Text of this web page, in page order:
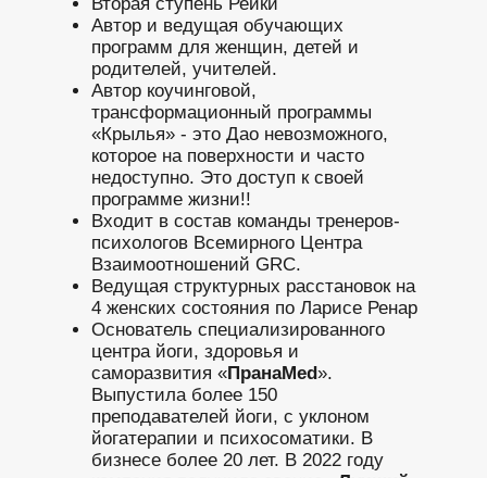
Автор и ведущая обучающих
программ для женщин, детей и
родителей, учителей.
Автор коучинговой,
трансформационный программы
«Крылья» - это Дао невозможного,
которое на поверхности и часто
недоступно. Это доступ к своей
программе жизни!!
Входит в состав команды тренеров-
психологов Всемирного Центра
Взаимоотношений GRC.
Ведущая структурных расстановок на
4 женских состояния по Ларисе Ренар
Основатель специализированного
центра йоги, здоровья и
саморазвития «ПранаMed».
Выпустила более 150
преподавателей йоги, с уклоном
йогатерапии и психосоматики. В
бизнесе более 20 лет. В 2022 году